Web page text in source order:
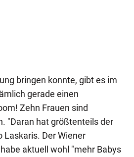
bringen konnte, gibt es im
gerade einen
Zehn Frauen sind
"Daran hat größtenteils der
Laskaris. Der Wiener
aktuell wohl "mehr Babys